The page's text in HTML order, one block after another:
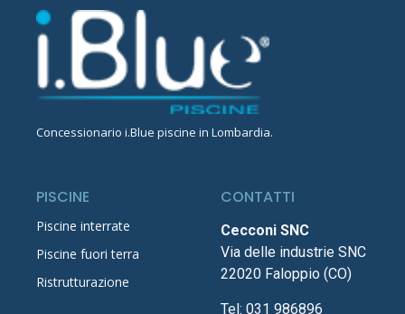
Concessionario i.Blue piscine in Lombardia.
PISCINE
Piscine interrate
Piscine fuori terra
Ristrutturazione
CONTATTI
Cecconi SNC
Via delle industrie SNC
22020 Faloppio (CO)
Tel: 031 986896